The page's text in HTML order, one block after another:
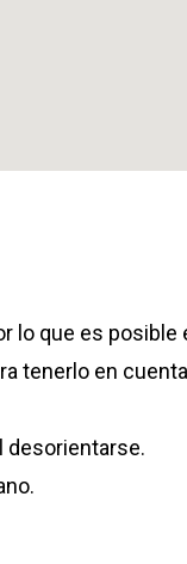
lo que es
tenerlo en
desorientarse.